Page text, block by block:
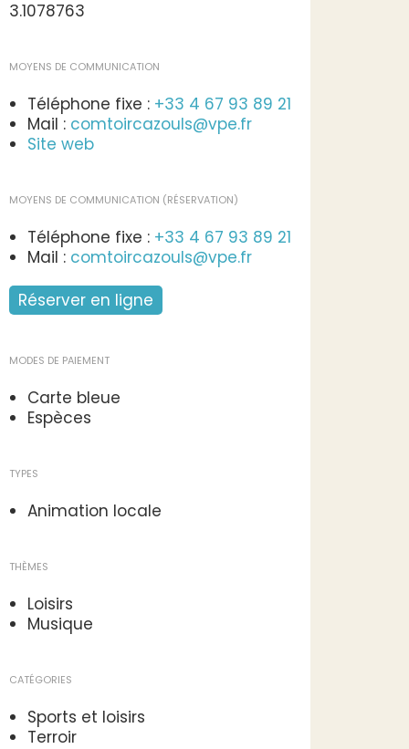
3.1078763
MOYENS DE COMMUNICATION
Téléphone fixe : +33 4 67 93 89 21
Mail : comtoircazouls@vpe.fr
Site web
MOYENS DE COMMUNICATION (RÉSERVATION)
Téléphone fixe : +33 4 67 93 89 21
Mail : comtoircazouls@vpe.fr
Réserver en ligne
MODES DE PAIEMENT
Carte bleue
Espèces
TYPES
Animation locale
THÈMES
Loisirs
Musique
CATÉGORIES
Sports et loisirs
Terroir